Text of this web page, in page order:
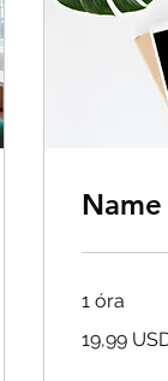
1 óra
USA-
dollár
19,99